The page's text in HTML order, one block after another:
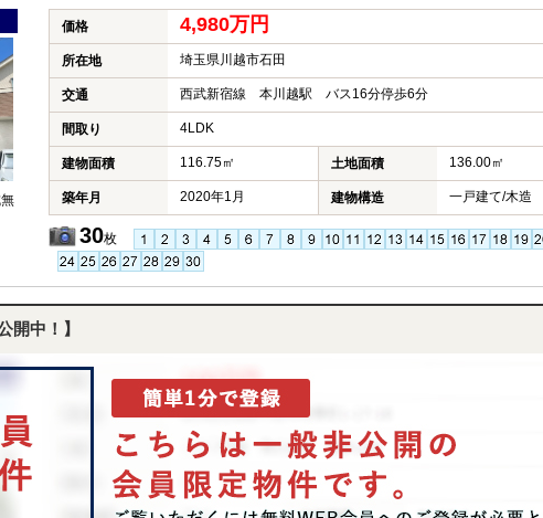
価格 4,980万円
所在地 埼玉県川越市石田
交通 西武新宿線 本川越駅 バス16分停歩6分
間取り 4LDK
建物面積 116.75㎡ 土地面積 136.00㎡
築年月 2020年1月 建物構造 一戸建て/木造
30枚
開中！】